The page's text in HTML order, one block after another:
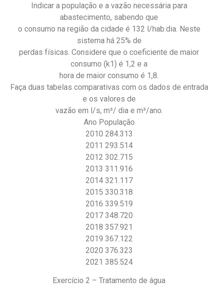
Indicar a população e a vazão necessária para
abastecimento, sabendo que
o consumo na região da cidade é 132 l/hab.dia. Neste
sistema há 25% de
perdas físicas. Considere que o coeficiente de maior
consumo (k1) é 1,2 e a
hora de maior consumo é 1,8.
Faça duas tabelas comparativas com os dados de entrada
e os valores de
vazão em l/s, m³/ dia e m³/ano.
Ano População
2010 284.313
2011 293.514
2012 302.715
2013 311.916
2014 321.117
2015 330.318
2016 339.519
2017 348.720
2018 357.921
2019 367.122
2020 376.323
2021 385.524
Exercício 2 – Tratamento de água